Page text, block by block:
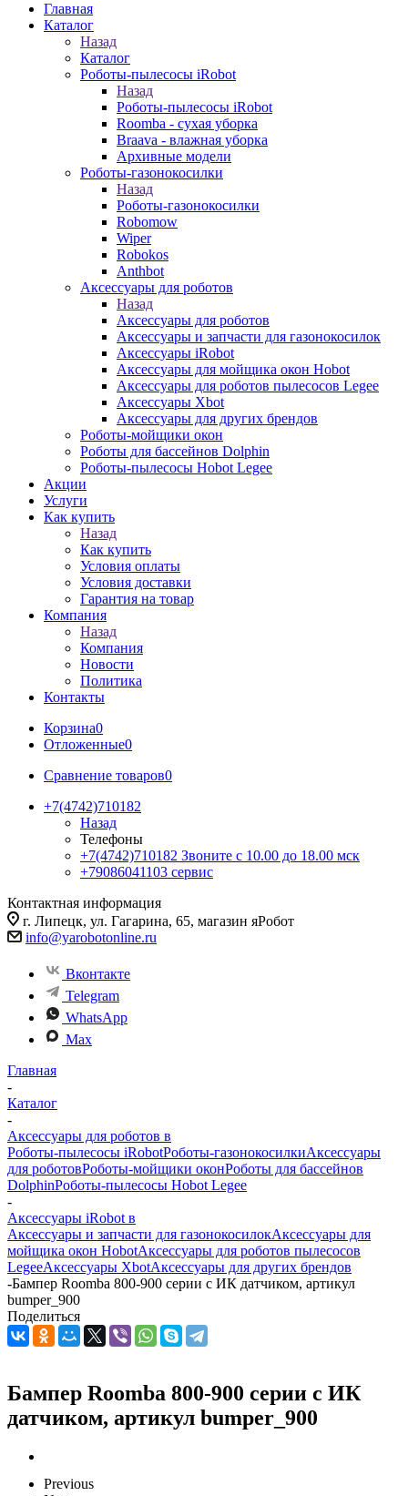
Главная
Каталог
Назад
Каталог
Роботы-пылесосы iRobot
Назад
Роботы-пылесосы iRobot
Roomba - сухая уборка
Braava - влажная уборка
Архивные модели
Роботы-газонокосилки
Назад
Роботы-газонокосилки
Robomow
Wiper
Robokos
Anthbot
Аксессуары для роботов
Назад
Аксессуары для роботов
Аксессуары и запчасти для газонокосилок
Аксессуары iRobot
Аксессуары для мойщика окон Hobot
Аксессуары для роботов пылесосов Legee
Аксессуары Xbot
Аксессуары для других брендов
Роботы-мойщики окон
Роботы для бассейнов Dolphin
Роботы-пылесосы Hobot Legee
Акции
Услуги
Как купить
Назад
Как купить
Условия оплаты
Условия доставки
Гарантия на товар
Компания
Назад
Компания
Новости
Политика
Контакты
Корзина0
Отложенные0
Сравнение товаров0
+7(4742)710182
Назад
Телефоны
+7(4742)710182 Звоните с 10.00 до 18.00 мск
+79086041103 сервис
Контактная информация
г. Липецк, ул. Гагарина, 65, магазин яРобот
info@yarobotonline.ru
Вконтакте
Telegram
WhatsApp
Max
Главная
-
Каталог
-
Аксессуары для роботов в
Роботы-пылесосы iRobotРоботы-газонокосилкиАксессуары
для роботовРоботы-мойщики оконРоботы для бассейнов
DolphinРоботы-пылесосы Hobot Legee
-
Аксессуары iRobot в
Аксессуары и запчасти для газонокосилокАксессуары для
мойщика окон HobotАксессуары для роботов пылесосов
LegeeАксессуары XbotАксессуары для других брендов
-Бампер Roomba 800-900 серии с ИК датчиком, артикул
bumper_900
Поделиться
Бампер Roomba 800-900 серии с ИК
датчиком, артикул bumper_900
Previous